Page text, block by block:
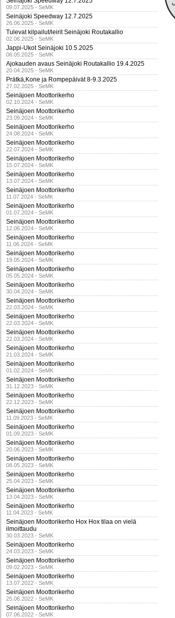
09.07.2025 - SeMK
Seinäjoki Speedway 12.7.2025
26.06.2025 - SeMK
Tulevat kilpailut/leirit Seinäjoki Routakallio
02.06.2025 - SeMK
Jappi-Ukot Seinäjoki 10.5.2025
06.05.2025 - SeMK
Ajokauden avaus Seinäjoki Routakallio 19.4.2025
20.04.2025 - SeMK
Prätkä,Kone ja Rompepäivät 8-9.3.2025
27.02.2025 - SeMK
Seinäjoen Moottorikerho
02.10.2024 - SeMK
Seinäjoen Moottorikerho
23.09.2024 - SeMK
Seinäjoen Moottorikerho
24.08.2024 - SeMK
Seinäjoen Moottorikerho
22.07.2024 - SeMK
Seinäjoen Moottorikerho
15.07.2024 - SeMK
Seinäjoen Moottorikerho
13.07.2024 - SeMK
Seinäjoen Moottorikerho
11.07.2024 - SeMK
Seinäjoen Moottorikerho
01.07.2024 - SeMK
Seinäjoen Moottorikerho
12.06.2024 - SeMK
Seinäjoen Moottorikerho
11.06.2024 - SeMK
Seinäjoen Moottorikerho
19.05.2024 - SeMK
Seinäjoen Moottorikerho
05.05.2024 - SeMK
Seinäjoen Moottorikerho
30.04.2024 - SeMK
Seinäjoen Moottorikerho
22.03.2024 - SeMK
Seinäjoen Moottorikerho
22.03.2024 - SeMK
Seinäjoen Moottorikerho
22.03.2024 - SeMK
Seinäjoen Moottorikerho
21.03.2024 - SeMK
Seinäjoen Moottorikerho
01.02.2024 - SeMK
Seinäjoen Moottorikerho
31.12.2023 - SeMK
Seinäjoen Moottorikerho
22.12.2023 - SeMK
Seinäjoen Moottorikerho
11.09.2023 - SeMK
Seinäjoen Moottorikerho
01.09.2023 - SeMK
Seinäjoen Moottorikerho
20.06.2023 - SeMK
Seinäjoen Moottorikerho
08.05.2023 - SeMK
Seinäjoen Moottorikerho
25.04.2023 - SeMK
Seinäjoen Moottorikerho
13.04.2023 - SeMK
Seinäjoen Moottorikerho
11.04.2023 - SeMK
Seinäjoen Moottorikerho Hox Hox tilaa on vielä
ilmoittaudu
30.03.2023 - SeMK
Seinäjoen Moottorikerho
24.03.2023 - SeMK
Seinäjoen Moottorikerho
09.02.2023 - SeMK
Seinäjoen Moottorikerho
13.07.2022 - SeMK
Seinäjoen Moottorikerho
25.06.2022 - SeMK
Seinäjoen Moottorikerho
07.06.2022 - SeMK